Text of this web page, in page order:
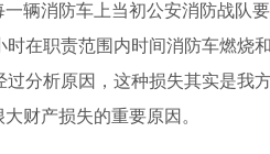
一辆消防车上当初公安消防战队
时在职责范围内时间消防车燃烧
过分析原因，这种损失其实是
财产损失的重要原因。